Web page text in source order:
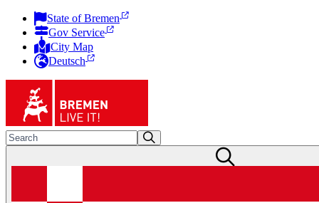
State of Bremen
Gov Service
City Map
Deutsch